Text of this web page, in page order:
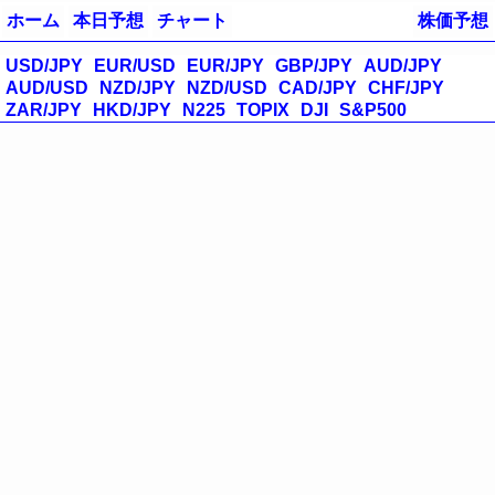
株価予想
ホーム 本日予想 チャート
USD/JPY EUR/USD EUR/JPY GBP/JPY AUD/JPY
AUD/USD
NZD/JPY NZD/USD CAD/JPY CHF/JPY
ZAR/JPY
HKD/JPY N225 TOPIX DJI S&P500